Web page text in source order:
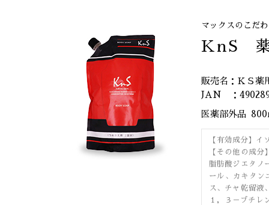
マックスのこだ
KnS 薬
販売名：ＫＳ薬
JAN ：
医薬部外品
【有効成分】イ
【その他の成
脂肪酸ジエタノ
ール、カキタン
ス、チャ乾留液
１，３－ブチレ